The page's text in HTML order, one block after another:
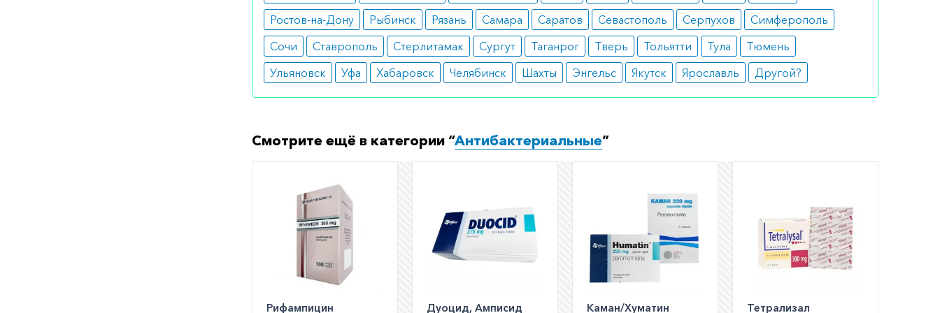
беременность;
лактация;
повышенная чувствительность к компонентам.
Побочные реакции
диспептический синдром;
боль в животе;
Как оформить заказ?
городе. Для этого Вы можете оформить бронирование на сайте или
заказать по телефону
8 800 301 52 86 (бесплатно с любого телефона по РФ)
Ростов-на-Дону
Рыбинск Рязань Самара Саратов Севастополь Серпухов
Симферополь
Сочи
Ставрополь Стерлитамак Сургут Таганрог Тверь Тольятти Тула
Тюмень
Ульяновск
Уфа Хабаровск Челябинск Шахты Энгельс Якутск Ярославль Другой?
Смотрите ещё в категории “Антибактериальные”
Рифампицин Дуоцид, Амписид Каман/Хуматин Тетрализал